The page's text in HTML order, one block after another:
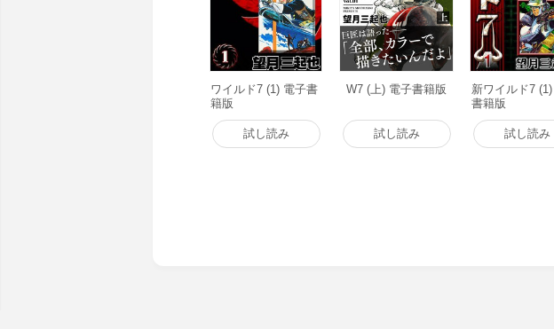
ワイルド7 (1) 電子書
籍版
試し読み
W7 (上) 電子書籍版
試し読み
新ワイルド7
書籍版
試し読み